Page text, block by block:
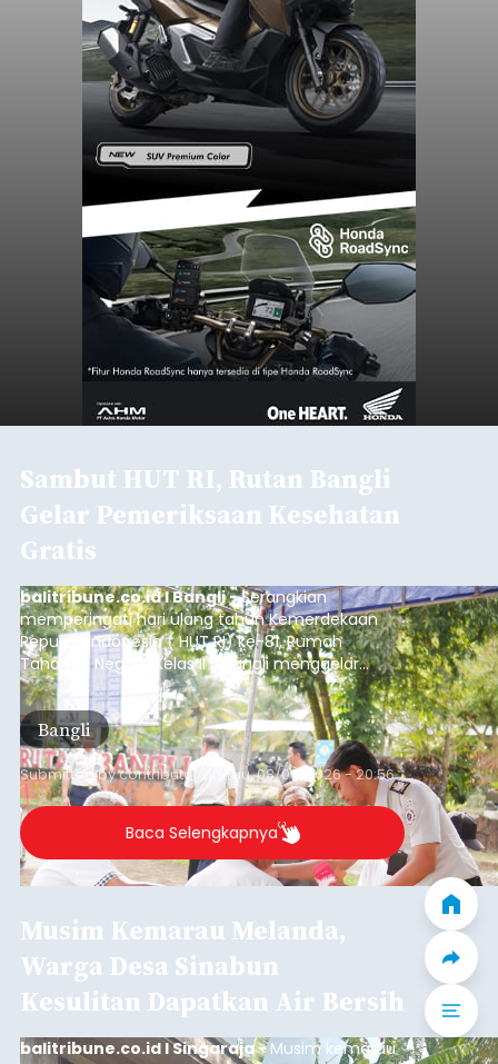
Sambut HUT RI, Rutan Bangli
Gelar Pemeriksaan Kesehatan
Gratis
balitribune.co.id I Bangli -Serangkian
memperingati hari ulang tahun Kemerdekaan
Republik Indonesia ( HUT RI) ke-81, Rumah
Tahanan Negara Kelas II B Bangli menggelar
kegiatan pemeriksaan kesehatan gratis, Rabu
(6/8/2026).
Bangli
Submitted bycontributor Thu, 08/06/2026 - 20:56
Baca Selengkapnya
Musim Kemarau Melanda,
Warga Desa Sinabun
Kesulitan Dapatkan Air Bersih
balitribune.co.id I Singaraja -Musim kemarau